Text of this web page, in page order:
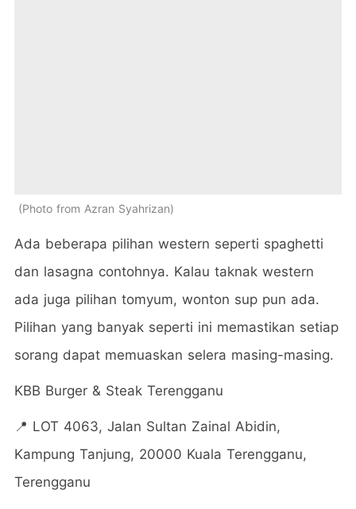
Photo from Azran Syahrizan
Ada beberapa pilihan western seperti spaghetti
dan lasagna contohnya. Kalau taknak western
ada juga pilihan tomyum, wonton sup pun ada.
Pilihan yang banyak seperti ini memastikan setiap
sorang dapat memuaskan selera masing-masing.
KBB Burger & Steak Terengganu
📍 LOT 4063, Jalan Sultan Zainal Abidin,
Kampung Tanjung, 20000 Kuala Terengganu,
Terengganu